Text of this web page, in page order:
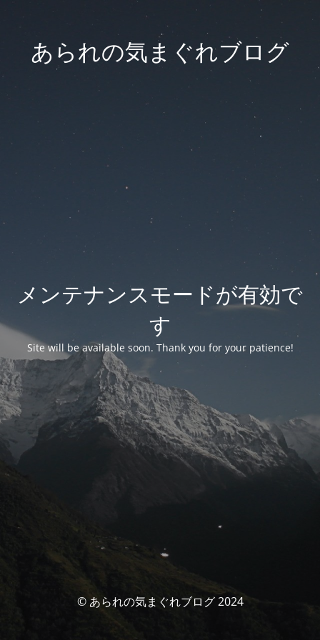
あられの気まぐれブログ
メンテナンスモードが有効で
す
Site will be available soon. Thank you for your patience!
© あられの気まぐれブログ 2024